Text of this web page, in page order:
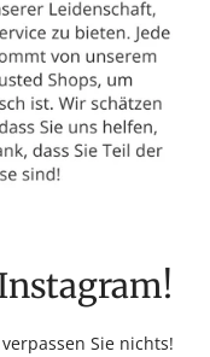
Instagram!
Sie nichts!